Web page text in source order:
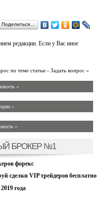
Поделиться…
редакции. Если у Вас иное
по теме статьи - Задать вопрос »
«
«
»
БРОКЕР №1
форекс
сделки VIP трейдеров бесплатно
года